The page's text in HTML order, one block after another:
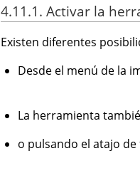
4.11.1. Activar la
Existen diferentes
Desde el menú de la
La herramienta
o pulsando el atajo de